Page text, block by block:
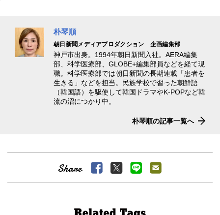
朴琴順
朝日新聞メディアプロダクション 企画編集部
神戸市出身。1994年朝日新聞入社。AERA編集
部、科学医療部、GLOBE+編集部員などを経て現
職。科学医療部では朝日新聞の長期連載「患者を
生きる」などを担当。民族学校で習った朝鮮語
（韓国語）を駆使して韓国ドラマやK-POPなど韓
流の沼につかり中。
朴琴順の記事一覧へ